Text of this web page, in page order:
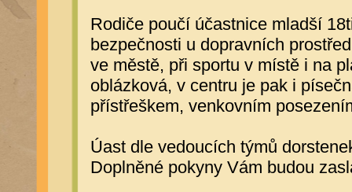
Rodiče poučí účastnice mladší
bezpečnosti u dopravních
ve městě, při sportu v místě i na
oblázková, v centru je pak i
přístřeškem, venkovním
Úast dle vedoucích týmů
Doplněné pokyny Vám budou